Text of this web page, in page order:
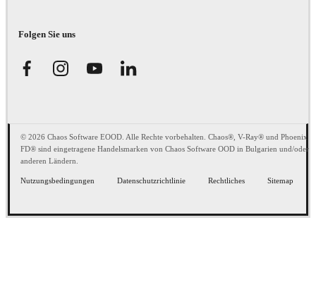
Folgen Sie uns
© 2026 Chaos Software EOOD. Alle Rechte vorbehalten. Chaos®, V-Ray® und Phoenix
FD® sind eingetragene Handelsmarken von Chaos Software OOD in Bulgarien und/oder
anderen Ländern.
Nutzungsbedingungen Datenschutzrichtlinie Rechtliches Sitemap